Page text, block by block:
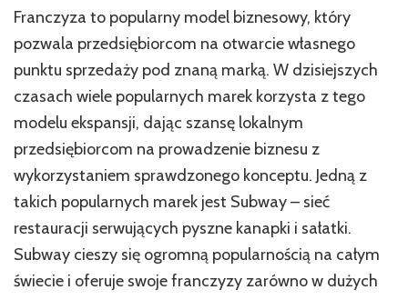
Franczyza to popularny model biznesowy, który
pozwala przedsiębiorcom na otwarcie własnego
punktu sprzedaży pod znaną marką. W dzisiejszych
czasach wiele popularnych marek korzysta z tego
modelu ekspansji, dając szansę lokalnym
przedsiębiorcom na prowadzenie biznesu z
wykorzystaniem sprawdzonego konceptu. Jedną z
takich popularnych marek jest Subway – sieć
restauracji serwujących pyszne kanapki i sałatki.
Subway cieszy się ogromną popularnością na całym
świecie i oferuje swoje franczyzy zarówno w dużych